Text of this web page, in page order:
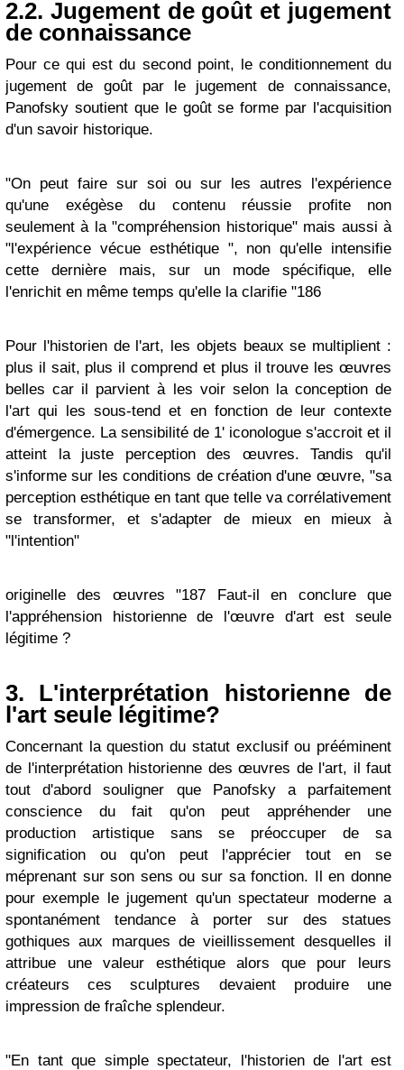
2.2. Jugement de goût et jugement
de connaissance
Pour ce qui est du second point, le conditionnement du
jugement de goût par le jugement de connaissance,
Panofsky soutient que le goût se forme par l'acquisition
d'un savoir historique.
"On peut faire sur soi ou sur les autres l'expérience
qu'une exégèse du contenu réussie profite non
seulement à la "compréhension historique" mais aussi à
"l'expérience vécue esthétique ", non qu'elle intensifie
cette dernière mais, sur un mode spécifique, elle
l'enrichit en même temps qu'elle la clarifie "186
Pour l'historien de l'art, les objets beaux se multiplient :
plus il sait, plus il comprend et plus il trouve les œuvres
belles car il parvient à les voir selon la conception de
l'art qui les sous-tend et en fonction de leur contexte
d'émergence. La sensibilité de 1' iconologue s'accroit et il
atteint la juste perception des œuvres. Tandis qu'il
s'informe sur les conditions de création d'une œuvre, "sa
perception esthétique en tant que telle va corrélativement
se transformer, et s'adapter de mieux en mieux à
"l'intention"
originelle des œuvres "187 Faut-il en conclure que
l'appréhension historienne de l'œuvre d'art est seule
légitime ?
3. L'interprétation historienne de
l'art seule légitime?
Concernant la question du statut exclusif ou prééminent
de l'interprétation historienne des œuvres de l'art, il faut
tout d'abord souligner que Panofsky a parfaitement
conscience du fait qu'on peut appréhender une
production artistique sans se préoccuper de sa
signification ou qu'on peut l'apprécier tout en se
méprenant sur son sens ou sur sa fonction. Il en donne
pour exemple le jugement qu'un spectateur moderne a
spontanément tendance à porter sur des statues
gothiques aux marques de vieillissement desquelles il
attribue une valeur esthétique alors que pour leurs
créateurs ces sculptures devaient produire une
impression de fraîche splendeur.
"En tant que simple spectateur, l'historien de l'art est